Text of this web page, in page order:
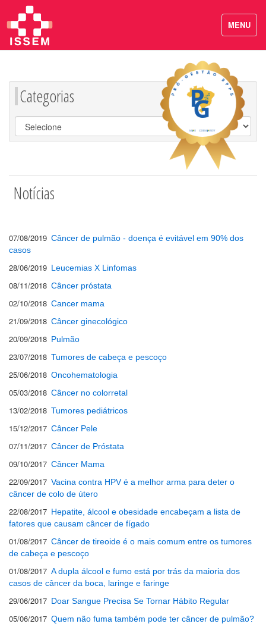
Categorias
Notícias
07/08/2019 Câncer de pulmão - doença é evitável em 90% dos
casos
28/06/2019 Leucemias X Linfomas
08/11/2018 Câncer próstata
02/10/2018 Cancer mama
21/09/2018 Câncer ginecológico
20/09/2018 Pulmão
23/07/2018 Tumores de cabeça e pescoço
25/06/2018 Oncohematologia
05/03/2018 Câncer no colorretal
13/02/2018 Tumores pediátricos
15/12/2017 Câncer Pele
07/11/2017 Câncer de Próstata
09/10/2017 Câncer Mama
22/09/2017 Vacina contra HPV é a melhor arma para deter o
câncer de colo de útero
22/08/2017 Hepatite, álcool e obesidade encabeçam a lista de
fatores que causam câncer de fígado
01/08/2017 Câncer de tireoide é o mais comum entre os tumores
de cabeça e pescoço
01/08/2017 A dupla álcool e fumo está por trás da maioria dos
casos de câncer da boca, laringe e faringe
29/06/2017 Doar Sangue Precisa Se Tornar Hábito Regular
05/06/2017 Quem não fuma também pode ter câncer de pulmão?
MENU